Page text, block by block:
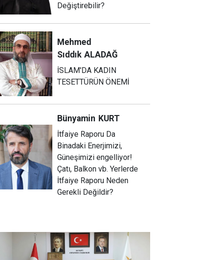
Değiştirebilir?
Mehmed
Sıddık ALADAĞ
İSLAM'DA KADIN
TESETTÜRÜN ÖNEMİ
Bünyamin KURT
İtfaiye Raporu Da
Binadaki Enerjimizi,
Güneşimizi engelliyor!
Çatı, Balkon vb. Yerlerde
İtfaiye Raporu Neden
Gerekli Değildir?